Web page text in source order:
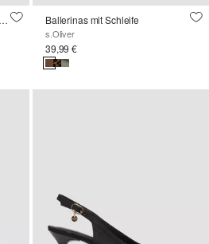
Sneaker in Leder-Optik mit Artwork Ballerinas mit Schleife
s.Oliver
39,99 €